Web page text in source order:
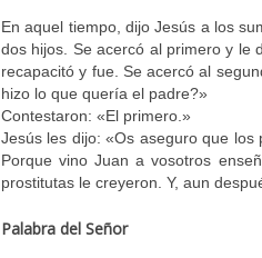
En aquel tiempo, dijo Jesús a los
dos hijos. Se acercó al primero y le
recapacitó y fue. Se acercó al
hizo lo que quería el padre?»
Contestaron: «El primero.»
Jesús les dijo: «Os aseguro que los
Porque vino Juan a vosotros
prostitutas le creyeron. Y, aun
Palabra del Señor